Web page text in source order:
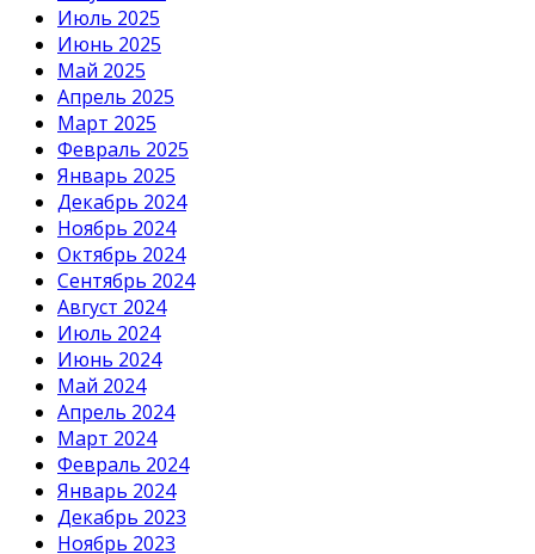
Июль 2025
Июнь 2025
Май 2025
Апрель 2025
Март 2025
Февраль 2025
Январь 2025
Декабрь 2024
Ноябрь 2024
Октябрь 2024
Сентябрь 2024
Август 2024
Июль 2024
Июнь 2024
Май 2024
Апрель 2024
Март 2024
Февраль 2024
Январь 2024
Декабрь 2023
Ноябрь 2023